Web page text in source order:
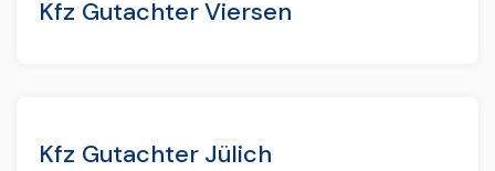
Kfz Gutachter Viersen
Kfz Gutachter Jülich